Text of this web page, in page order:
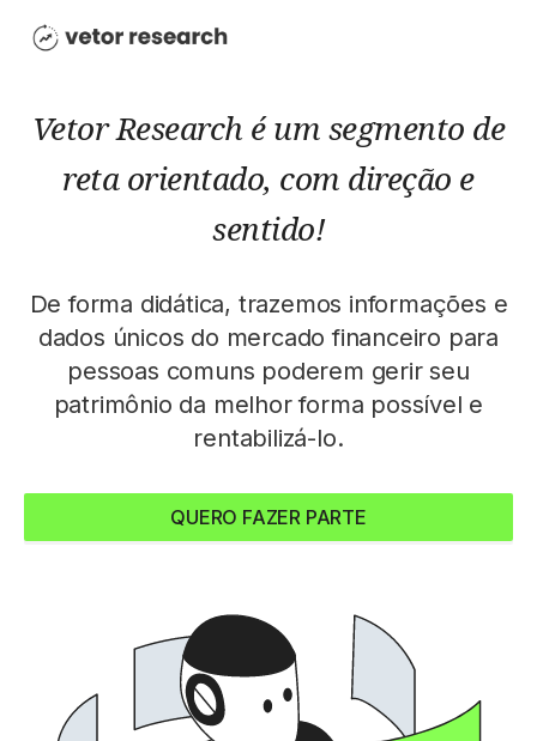
Vetor Research é um segmento de
reta orientado, com direção e
sentido!
De forma didática, trazemos informações e
dados únicos do mercado financeiro para
pessoas comuns poderem gerir seu
patrimônio da melhor forma possível e
rentabilizá-lo.
QUERO FAZER PARTE